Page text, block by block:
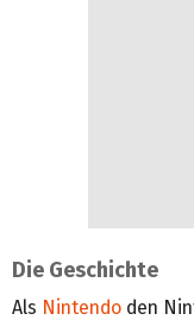
Die Geschichte
Als Nintendo den